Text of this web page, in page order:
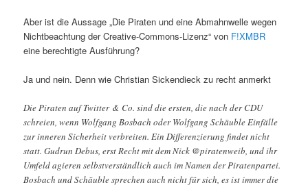
Aber ist die Aussage „Die Piraten und eine Abmahnwelle wegen
Nichtbeachtung der Creative-Commons-Lizenz“ von F!XMBR
eine berechtigte Ausführung?
Ja und nein. Denn wie Christian Sickendieck zu recht anmerkt
Die Piraten auf Twitter & Co. sind die ersten, die nach der CDU
schreien, wenn Wolfgang Bosbach oder Wolfgang Schäuble Einfälle
zur inneren Sicherheit verbreiten. Ein Differenzierung findet nicht
statt. Gudrun Debus, erst Recht mit dem Nick @piratenweib, und ihr
Umfeld agieren selbstverständlich auch im Namen der Piratenpartei.
Bosbach und Schäuble sprechen auch nicht für sich, es ist immer die